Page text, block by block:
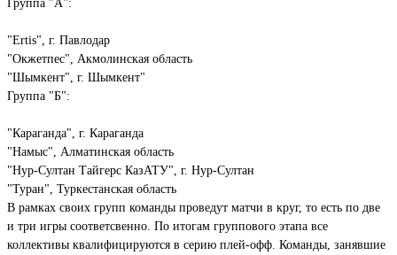
Группа "А":
"Ertis", г. Павлодар
"Окжетпес", Акмолинская область
"Шымкент", г. Шымкент"
Группа "Б":
"Караганда", г. Караганда
"Намыс", Алматинская область
"Нур-Султан Тайгерс КазАТУ", г. Нур-Султан
"Туран", Туркестанская область
В рамках своих групп команды проведут матчи в круг, то есть по две
и три игры соответсвенно. По итогам группового этапа все
коллективы квалифицируются в серию плей-офф. Команды, занявшие